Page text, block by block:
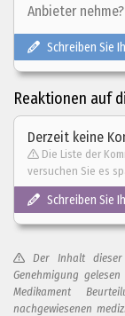
Anbieter nehme?
Schreiben Sie
Reaktionen auf
Derzeit keine
Die Liste der
versuchen Sie es
Schreiben Sie
Der Inhalt
Genehmigung
Medikament
nachgewiesenen